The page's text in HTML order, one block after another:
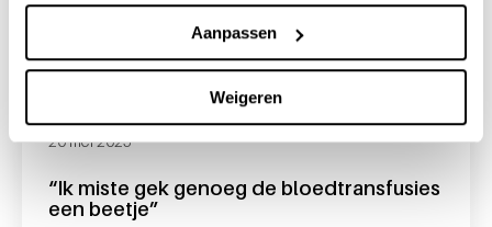
Aanpassen
Weigeren
“Ik miste gek genoeg de bloedtransfusies
een beetje”
20 mei 2025